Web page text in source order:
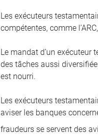
Les exécuteurs
compétentes, comme
Le mandat d’un exécuteur
des tâches aussi
est nourri.
Les exécuteurs
aviser les banques
fraudeurs se servent des